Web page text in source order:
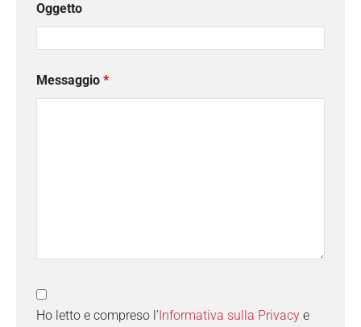
Oggetto
Messaggio *
Ho letto e compreso l'Informativa sulla Privacy e